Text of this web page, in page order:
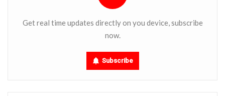
Get real time updates directly on you device, subscribe
now.
Subscribe